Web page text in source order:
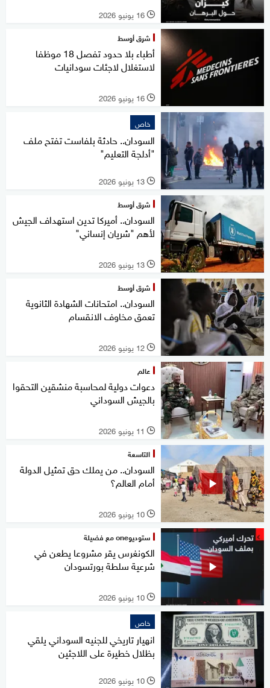
l 16 يونيو 2026
شرق أوسط
أطباء بلا حدود تفصل 18 موظفا
لاستغلال لاجئات سودانيات
l 16 يونيو 2026
خاص
السودان.. حادثة بلفاست تفتح ملف
"أدلجة التعليم"
l 13 يونيو 2026
شرق أوسط
السودان.. أميركا تدين استهداف الجيش
لأهم "شريان إنساني"
l 13 يونيو 2026
شرق أوسط
السودان.. امتحانات الشهادة الثانوية
تعمق مخاوف الانقسام
l 12 يونيو 2026
عالم
دعوات دولية لمحاسبة منشقين التحقوا
بالجيش السوداني
l 11 يونيو 2026
التاسعة
السودان.. من يملك حق تمثيل الدولة
أمام العالم؟
l 10 يونيو 2026
ستوديوone مع فضيلة
الكونغرس يقر مشروعا يطعن في
شرعية سلطة بورتسودان
l 10 يونيو 2026
خاص
انهيار تاريخي للجنيه السوداني يلقي
بظلال خطيرة على اللاجئين
l 10 يونيو 2026